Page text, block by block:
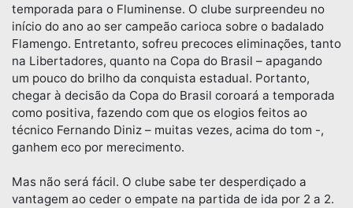
temporada para o Fluminense. O clube surpreendeu no
início do ano ao ser campeão carioca sobre o badalado
Flamengo. Entretanto, sofreu precoces eliminações, tanto
na Libertadores, quanto na Copa do Brasil – apagando
um pouco do brilho da conquista estadual. Portanto,
chegar à decisão da Copa do Brasil coroará a temporada
como positiva, fazendo com que os elogios feitos ao
técnico Fernando Diniz – muitas vezes, acima do tom -,
ganhem eco por merecimento.
Mas não será fácil. O clube sabe ter desperdiçado a
vantagem ao ceder o empate na partida de ida por 2 a 2.